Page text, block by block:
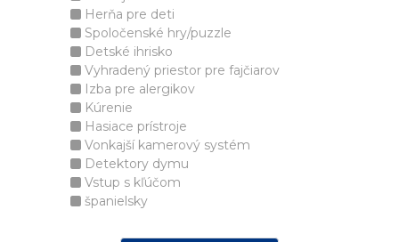
Herňa pre deti
Spoločenské hry/puzzle
Detské ihrisko
Vyhradený priestor pre fajčiarov
Izba pre alergikov
Kúrenie
Hasiace prístroje
Vonkajší kamerový systém
Detektory dymu
Vstup s kľúčom
španielsky